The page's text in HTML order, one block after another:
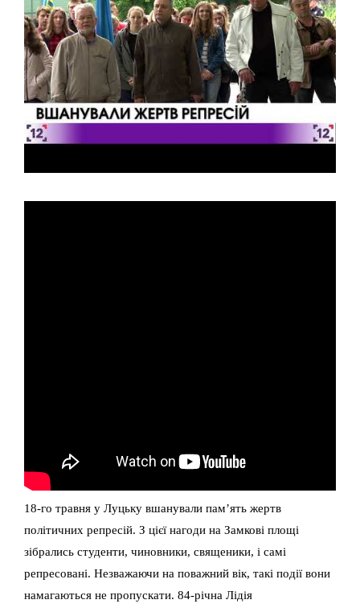
18-го травня у Луцьку вшанували пам’ять жертв
політичних репресій. З цієї нагоди на Замкові площі
зібрались студенти, чиновники, священики, і самі
репресовані. Незважаючи на поважний вік, такі події вони
намагаються не пропускати. 84-річна Лідія